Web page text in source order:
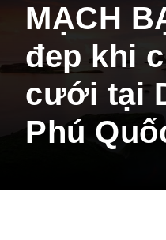
MẠCH
đep khi
cưới tại
Phú